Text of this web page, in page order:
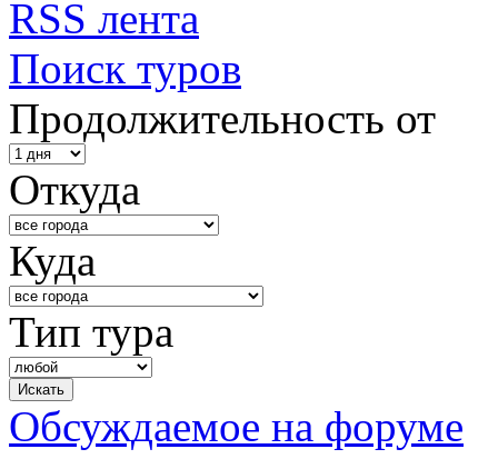
RSS лента
Поиск туров
Продолжительность от
Откуда
Куда
Тип тура
Обсуждаемое на форуме